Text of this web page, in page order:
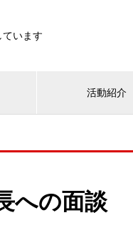
います
活動紹介
への面談